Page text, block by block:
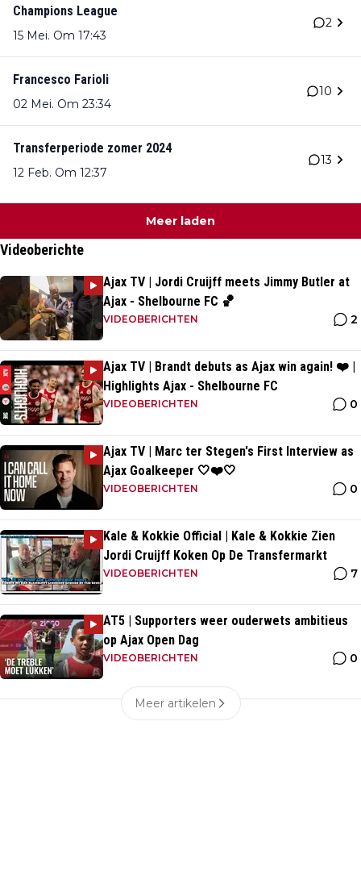
Champions League
15 Mei. Om 17:43
2
Francesco Farioli
02 Mei. Om 23:34
10
Transferperiode zomer 2024
12 Feb. Om 12:37
13
Meer laden
Videoberichte
Ajax TV | Jordi Cruijff meets Jimmy Butler at
Ajax - Shelbourne FC 🏀
VIDEOBERICHTEN 2
Ajax TV | Brandt debuts as Ajax win again! ❤️ |
Highlights Ajax - Shelbourne FC
VIDEOBERICHTEN 0
Ajax TV | Marc ter Stegen's First Interview as
Ajax Goalkeeper 🤍❤️🤍
VIDEOBERICHTEN 0
Kale & Kokkie Official | Kale & Kokkie Zien
Jordi Cruijff Koken Op De Transfermarkt
VIDEOBERICHTEN 7
AT5 | Supporters weer ouderwets ambitieus
op Ajax Open Dag
VIDEOBERICHTEN 0
Meer artikelen